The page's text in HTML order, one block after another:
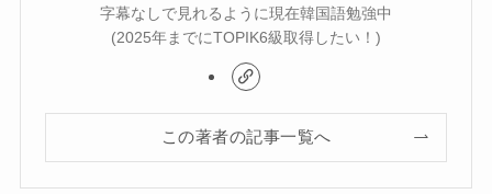
字幕なしで見れるように現在韓国語勉強中
(2025年までにTOPIK6級取得したい！)
この著者の記事一覧へ